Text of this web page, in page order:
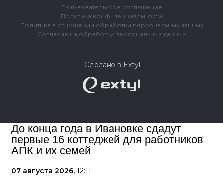
Пользовательское соглашение
Политика конфиденциальности
Политика в отношении обработки персональных данных
Согласие на обработку персональных данных
Сделано в Extyl
До конца года в Ивановке сдадут
первые 16 коттеджей для работников
АПК и их семей
07 августа 2026, 12:11